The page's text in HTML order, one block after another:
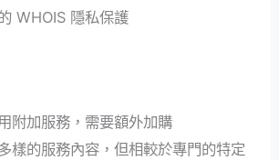
WHOIS 隱私保護
附加服務，需要額外加購
樣的服務內容，但相較於專門的特定